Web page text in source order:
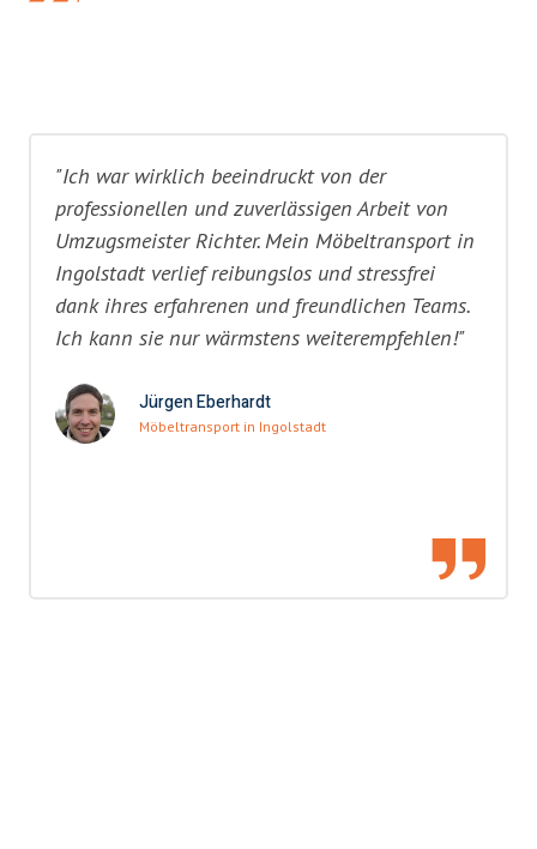
"Ich war wirklich beeindruckt von der
professionellen und zuverlässigen Arbeit von
Umzugsmeister Richter. Mein Möbeltransport in
Ingolstadt verlief reibungslos und stressfrei
dank ihres erfahrenen und freundlichen Teams.
Ich kann sie nur wärmstens weiterempfehlen!"
Jürgen Eberhardt
Möbeltransport in Ingolstadt